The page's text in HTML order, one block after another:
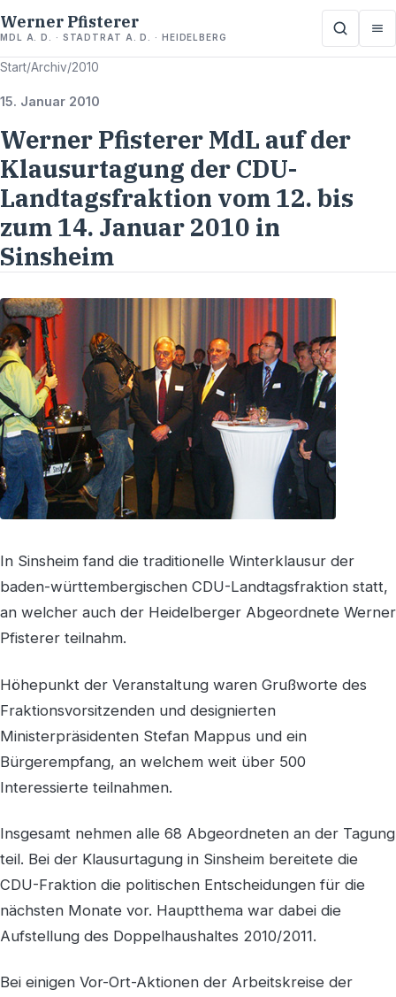
Werner Pfisterer
MDL A. D. · STADTRAT A. D. · HEIDELBERG
Start/Archiv/2010
15. Januar 2010
Werner Pfisterer MdL auf der
Klausurtagung der CDU-
Landtagsfraktion vom 12. bis
zum 14. Januar 2010 in
Sinsheim
In Sinsheim fand die traditionelle Winterklausur der
baden-württembergischen CDU-Landtagsfraktion statt,
an welcher auch der Heidelberger Abgeordnete Werner
Pfisterer teilnahm.
Höhepunkt der Veranstaltung waren Grußworte des
Fraktionsvorsitzenden und designierten
Ministerpräsidenten Stefan Mappus und ein
Bürgerempfang, an welchem weit über 500
Interessierte teilnahmen.
Insgesamt nehmen alle 68 Abgeordneten an der Tagung
teil. Bei der Klausurtagung in Sinsheim bereitete die
CDU-Fraktion die politischen Entscheidungen für die
nächsten Monate vor. Hauptthema war dabei die
Aufstellung des Doppelhaushaltes 2010/2011.
Bei einigen Vor-Ort-Aktionen der Arbeitskreise der